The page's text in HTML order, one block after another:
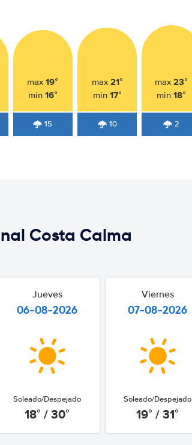
max19°
min 16°
15
max 21°
min 17°
10
max23°
min18°
2
Costa Calma
Jueves
06-08-2026
Soleado/Despejado
18° / 30°
Viernes
07-08-2026
Soleado/Despejado
19° / 31°